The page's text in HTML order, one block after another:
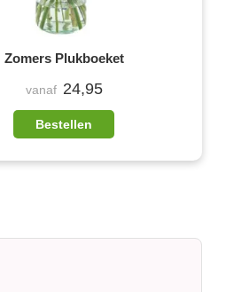
Zomers Plukboeket
vanaf 24,95
Bestellen